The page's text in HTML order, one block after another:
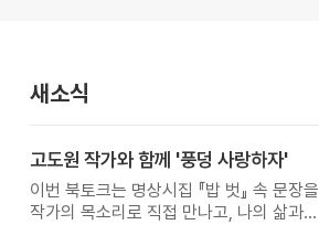
새소식
고도원 작가와 함께 '풍덩 사랑하자'
이번 북토크는 명상시집 『밥 벗』 속 문장을
작가의 목소리로 직접 만나고, 나의 삶과